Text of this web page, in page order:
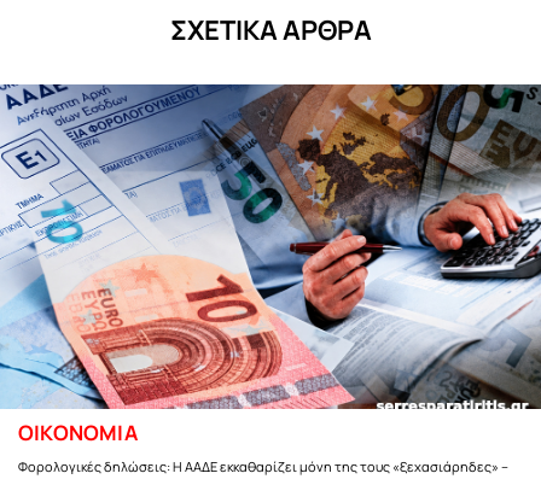
ΣΧΕΤΙΚΑ ΑΡΘΡΑ
ΟΙΚΟΝΟΜΙΑ
Φορολογικές δηλώσεις: Η ΑΑΔΕ εκκαθαρίζει μόνη της τους «ξεχασιάρηδες» –